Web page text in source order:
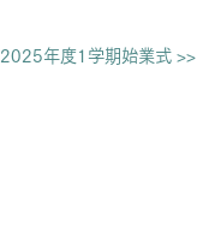
2025年度1学期始業式 >>